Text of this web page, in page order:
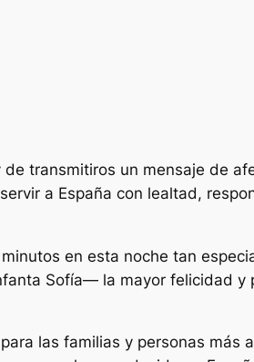
transmitiros un mensaje de
a España con lealtad,
en esta noche tan
Sofía— la mayor felicidad y
las familias y personas más